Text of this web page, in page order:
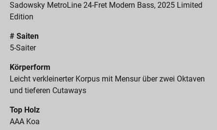
Sadowsky MetroLine 24-Fret Modern Bass, 2025 Limited
Edition
# Saiten
5-Saiter
Körperform
Leicht verkleinerter Korpus mit Mensur über zwei Oktaven
und tieferen Cutaways
Top Holz
AAA Koa